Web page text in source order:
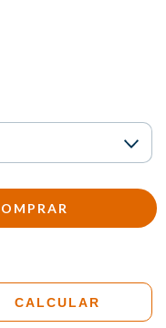
CALCULAR